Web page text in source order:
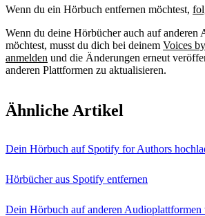
Wenn du ein Hörbuch entfernen möchtest,
Wenn du deine Hörbücher auch auf anderen
möchtest, musst du dich bei deinem Voices
anmelden und die Änderungen erneut
anderen Plattformen zu aktualisieren.
Ähnliche Artikel
Dein Hörbuch auf Spotify for Authors
Hörbücher aus Spotify entfernen
Dein Hörbuch auf anderen Audioplattformen